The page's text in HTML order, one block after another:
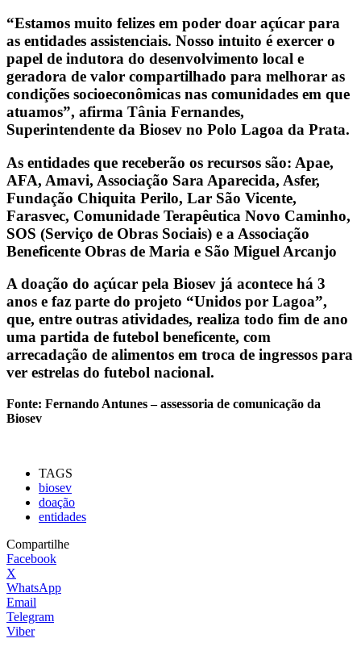
“Estamos muito felizes em poder doar açúcar para
as entidades assistenciais. Nosso intuito é exercer o
papel de indutora do desenvolvimento local e
geradora de valor compartilhado para melhorar as
condições socioeconômicas nas comunidades em que
atuamos”, afirma Tânia Fernandes,
Superintendente da Biosev no Polo Lagoa da Prata.
As entidades que receberão os recursos são: Apae,
AFA, Amavi, Associação Sara Aparecida, Asfer,
Fundação Chiquita Perilo, Lar São Vicente,
Farasvec, Comunidade Terapêutica Novo Caminho,
SOS (Serviço de Obras Sociais) e a Associação
Beneficente Obras de Maria e São Miguel Arcanjo
A doação do açúcar pela Biosev já acontece há 3
anos e faz parte do projeto “Unidos por Lagoa”,
que, entre outras atividades, realiza todo fim de ano
uma partida de futebol beneficente, com
arrecadação de alimentos em troca de ingressos para
ver estrelas do futebol nacional.
Fonte: Fernando Antunes – assessoria de comunicação da
Biosev
TAGS
biosev
doação
entidades
Compartilhe
Facebook
X
WhatsApp
Email
Telegram
Viber